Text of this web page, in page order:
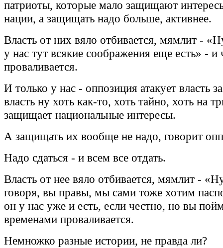
патриоты, которые мало защищают
нации, а защищать надо больше, активнее.
Власть от них вяло отбивается, мямлит -
у нас тут всякие соображения еще есть» - и
проваливается.
И только у нас - оппозиция атакует власть
власть ну хоть как-то, хоть тайно, хоть на
защищает национальные интересы.
А защищать их вообще не надо, говорит
Надо сдаться - и всем все отдать.
Власть от нее вяло отбивается, мямлит -
говоря, вы правы, мы сами тоже хотим
он у нас уже и есть, если честно, но вы
временами проваливается.
Немножко разные истории, не правда ли?